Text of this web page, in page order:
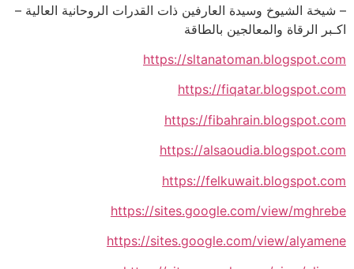
– شيخة الشيوخ وسيدة العارفين ذات القدرات الروحانية العالية –
اكـبر الرقاة والمعالجين بالطاقة
https://sltanatoman.blogspot.com
https://fiqatar.blogspot.com
https://fibahrain.blogspot.com
https://alsaoudia.blogspot.com
https://felkuwait.blogspot.com
https://sites.google.com/view/mghrebe
https://sites.google.com/view/alyamene